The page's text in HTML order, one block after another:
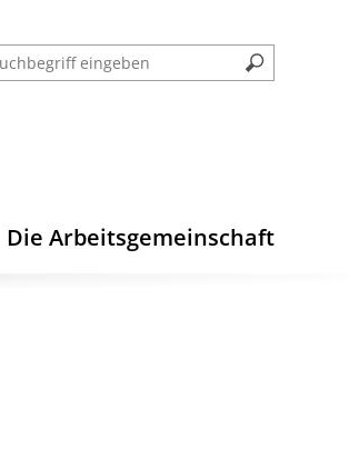
Die Arbeitsgemeinschaft